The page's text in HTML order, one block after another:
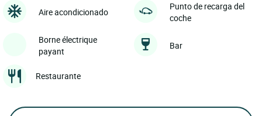
Aire acondicionado
Punto de recarga del
coche
Borne électrique
payant
Bar
Restaurante